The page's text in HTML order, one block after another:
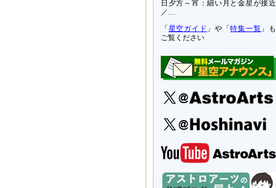
日夕方～宵：細い月と金星が接近
／…
「 星空ガイド 」や「特集一覧 」も
ご覧ください